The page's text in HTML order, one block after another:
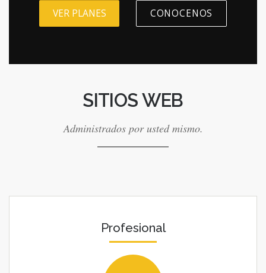
VER PLANES CONOCENOS
SITIOS WEB
Administrados por usted mismo.
Profesional